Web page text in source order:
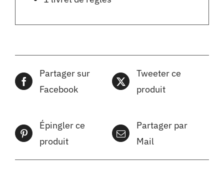
Partager sur
Facebook
Tweeter ce
produit
Épingler ce
produit
Partager par
Mail